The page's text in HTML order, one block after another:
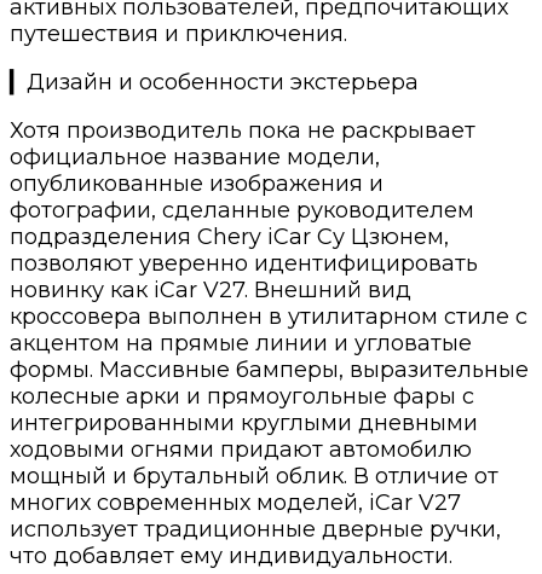
активных пользователей, предпочитающих
путешествия и приключения.
▎Дизайн и особенности экстерьера
Хотя производитель пока не раскрывает
официальное название модели,
опубликованные изображения и
фотографии, сделанные руководителем
подразделения Chery iCar Су Цзюнем,
позволяют уверенно идентифицировать
новинку как iCar V27. Внешний вид
кроссовера выполнен в утилитарном стиле с
акцентом на прямые линии и угловатые
формы. Массивные бамперы, выразительные
колесные арки и прямоугольные фары с
интегрированными круглыми дневными
ходовыми огнями придают автомобилю
мощный и брутальный облик. В отличие от
многих современных моделей, iCar V27
использует традиционные дверные ручки,
что добавляет ему индивидуальности.